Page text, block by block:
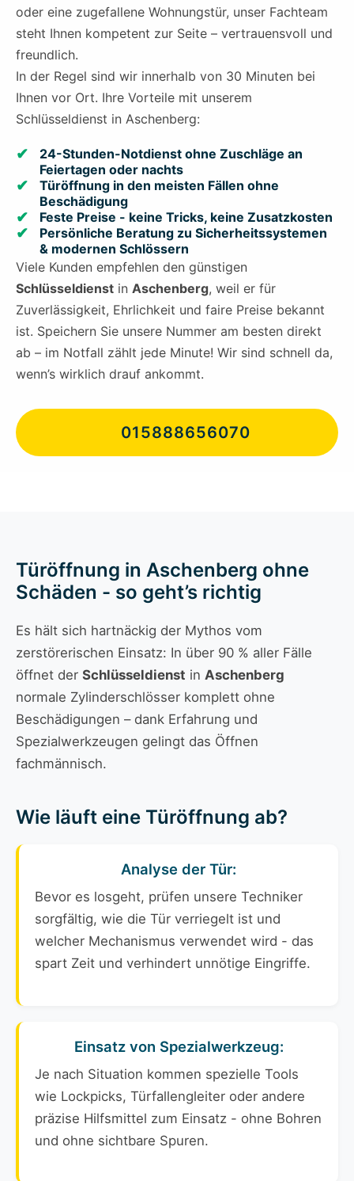
oder eine zugefallene Wohnungstür, unser Fachteam
steht Ihnen kompetent zur Seite – vertrauensvoll und
freundlich.
In der Regel sind wir innerhalb von 30 Minuten bei
Ihnen vor Ort. Ihre Vorteile mit unserem
Schlüsseldienst in Aschenberg:
24-Stunden-Notdienst ohne Zuschläge an
Feiertagen oder nachts
Türöffnung in den meisten Fällen ohne
Beschädigung
Feste Preise - keine Tricks, keine Zusatzkosten
Persönliche Beratung zu Sicherheitssystemen
& modernen Schlössern
Viele Kunden empfehlen den günstigen
Schlüsseldienst in Aschenberg, weil er für
Zuverlässigkeit, Ehrlichkeit und faire Preise bekannt
ist. Speichern Sie unsere Nummer am besten direkt
ab – im Notfall zählt jede Minute! Wir sind schnell da,
wenn’s wirklich drauf ankommt.
015888656070
Türöffnung in Aschenberg ohne
Schäden - so geht’s richtig
Es hält sich hartnäckig der Mythos vom
zerstörerischen Einsatz: In über 90 % aller Fälle
öffnet der Schlüsseldienst in Aschenberg
normale Zylinderschlösser komplett ohne
Beschädigungen – dank Erfahrung und
Spezialwerkzeugen gelingt das Öffnen
fachmännisch.
Wie läuft eine Türöffnung ab?
Analyse der Tür:
Bevor es losgeht, prüfen unsere Techniker
sorgfältig, wie die Tür verriegelt ist und
welcher Mechanismus verwendet wird - das
spart Zeit und verhindert unnötige Eingriffe.
Einsatz von Spezialwerkzeug:
Je nach Situation kommen spezielle Tools
wie Lockpicks, Türfallengleiter oder andere
präzise Hilfsmittel zum Einsatz - ohne Bohren
und ohne sichtbare Spuren.